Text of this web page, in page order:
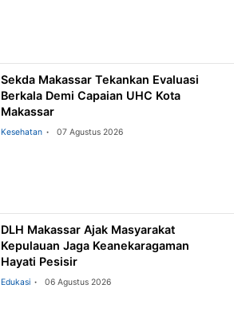
Sekda Makassar Tekankan Evaluasi
Berkala Demi Capaian UHC Kota
Makassar
Kesehatan 07 Agustus 2026
DLH Makassar Ajak Masyarakat
Kepulauan Jaga Keanekaragaman
Hayati Pesisir
Edukasi 06 Agustus 2026